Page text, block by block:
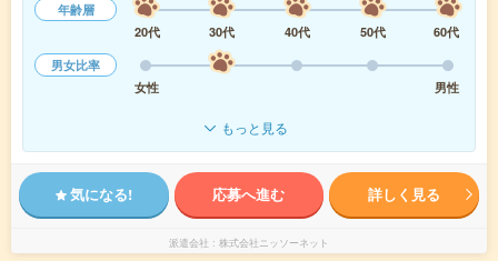
年齢層
20代
30代 40代 50代
60代
男女比率
女性
男性
もっと見る
気になる! 応募へ進む 詳しく見る
派遣会社 株式会社ニッソーネット